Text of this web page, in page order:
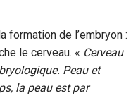
formation de l’embryon :
le cerveau. « Cerveau
Peau et
la peau est par